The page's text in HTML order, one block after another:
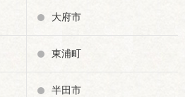
大府市
東浦町
半田市